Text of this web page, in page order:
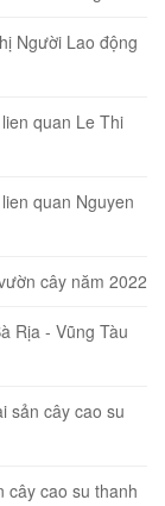
Người Lao động
quan Le Thi
quan Nguyen
cây năm 2022
Rịa - Vũng Tàu
sản cây cao su
cây cao su thanh